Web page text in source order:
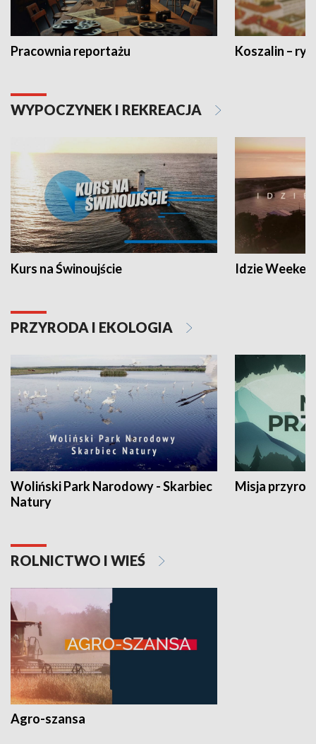
Pracownia reportażu Koszalin –
WYPOCZYNEK I REKREACJA
Kurs na Świnoujście Idzie
PRZYRODA I EKOLOGIA
Woliński Park Narodowy - Skarbiec
Natury
Misja
ROLNICTWO I WIEŚ
Agro-szansa